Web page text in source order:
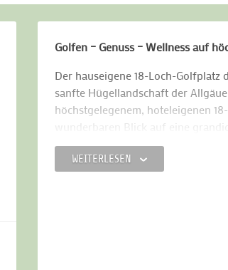
Golfen – Genuss – Wellness auf
Der hauseigene 18-Loch-
sanfte Hügellandschaft der
höchstgelegenem, hoteleigenen
wunderbaren Blick auf eine
Schweizer Alpen belohnt. Im
Familienbetriebes besonders
WEITERLESEN